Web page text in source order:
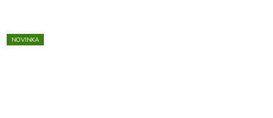
NOVINKA